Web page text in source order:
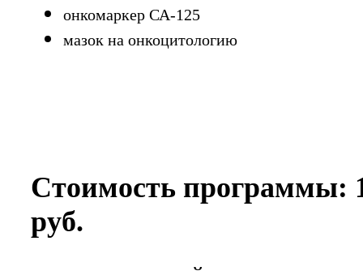
онкомаркер СА-125
мазок на онкоцитологию
Стоимость программы:
руб.